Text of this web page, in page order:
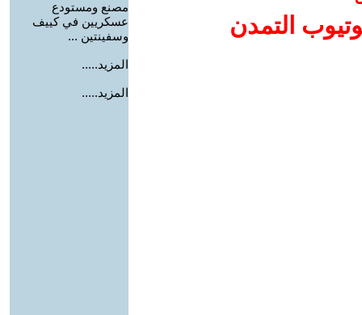
التمدن
مصنع ومستودع
عسكريين في كييف
وسفينتين ...
المزيد.....
المزيد.....